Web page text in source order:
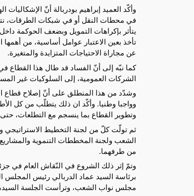
وأكّد العميد إبراهيم بودربالة أنّ
في محطات النقل أو في شبكات الطرقات،
يتأثر بإكراهات التمويل وبضعف الحوكمة
تأخذ بعين الاعتبار عوامل أساسية، من
عن مجاراة الاحتياجات المتزايدة والمتغيرة.
كما نبّه إلى أنّ الفساد قد طال هذا القطاع
الشركات العمومية، إلى السلوكيات غير
وشدّد من هذا المنطلق على أنّ إصلاح قطاع
وواجبا وطنيا. وأكّد ان ذلك يتطلّب من كل
وتطوير القطاع بما ينسجم مع التطلعات،
ثم تولّت كلّ من لجنة التخطيط الاستراتيجي
الشعب ولجنة المخططات التنموية
من طرفهما.
وتمّ إثر ذلك الشروع في النّقاش العام في
برئاسة السيد عماد الدربالي رئيس المجلس
مجلس نواب الشعب، وترأست الجلسة